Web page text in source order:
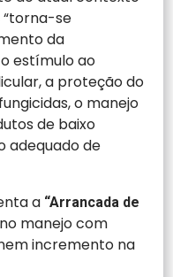
“torna-se
da
estímulo ao
a proteção do
o manejo
de baixo
adequado de
a “Arrancada de
manejo com
incremento na